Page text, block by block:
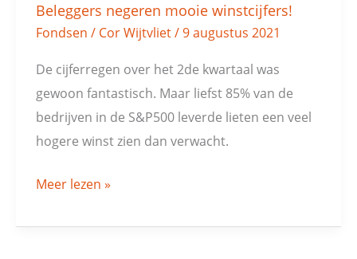
Beleggers negeren mooie winstcijfers!
Fondsen / Cor Wijtvliet/9 augustus 2021
De cijferregen over het 2de kwartaal was
gewoon fantastisch. Maar liefst 85% van de
bedrijven in de S&P500 leverde lieten een veel
hogere winst zien dan verwacht.
Meer lezen »